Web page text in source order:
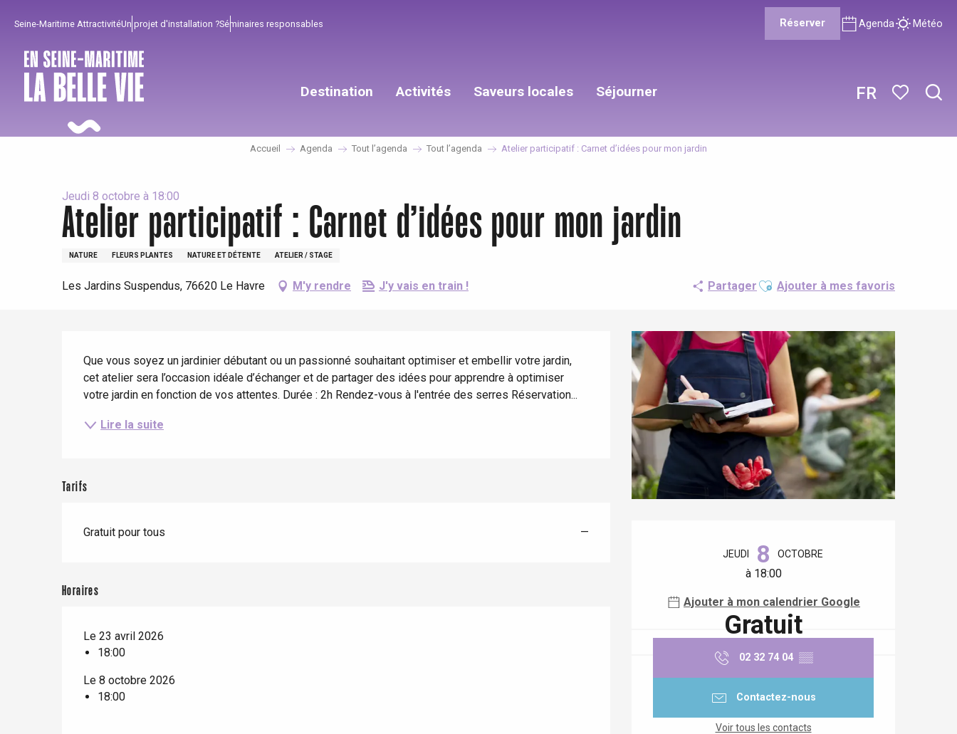
principal
FR
Seine-Maritime AttractivitéUn projet d'installation ?Séminaires responsables Réserver Agenda Météo
Destination
Offranville
Dieppe
Activités
Pour profiter
Tout l'agenda
Avec les enfants
Entre amis
Saveurs locales
Incontournables
Lieux branchés
Séjourner
Bien de chez nous !
Séjours en bord de
Séjours à vélo
Accueil Agenda Tout l’agenda Tout l’agenda Atelier participatif : Carnet d’idées pour mon jardin
Jeudi 8 octobre à 18:00
Atelier participatif : Carnet d’idées pour mon jardin
NATURE FLEURS PLANTES NATURE ET DÉTENTE ATELIER / STAGE
Les Jardins Suspendus, 76620 Le Havre M'y rendre J'y vais en train ! Partager Ajouter aux favoris
Ajouter à mes favoris
JEUDI 8 OCTOBRE
à 18:00
Ajouter à mon calendrier Google
Gratuit
02 32 74 04 ▒▒
Contactez-nous
Voir tous les contacts
Que vous soyez un jardinier débutant ou un passionné souhaitant optimiser et embellir votre jardin,
cet atelier sera l’occasion idéale d’échanger et de partager des idées pour apprendre à optimiser
votre jardin en fonction de vos attentes. Durée : 2h Rendez-vous à l'entrée des serres Réservation...
Lire la suite
Tarifs
Gratuit pour tous —
Horaires
Le 23 avril 2026
18:00
Le 8 octobre 2026
18:00